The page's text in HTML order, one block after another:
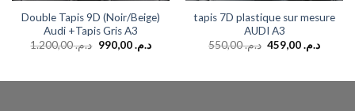
Double Tapis 9D (Noir/Beige)
Audi +Tapis Gris A3
د.م.1.200,00 د.م.990,00
tapis 7D plastique sur mesure
AUDI A3
د.م.550,00 د.م.459,00